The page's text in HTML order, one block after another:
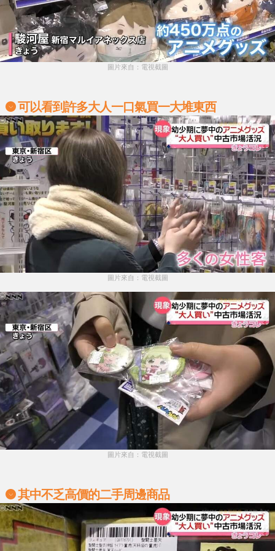
圖片來自：電視截圖
可以看到許多大人一口氣買一大堆東西
圖片來自：電視截圖
圖片來自：電視截圖
其中不乏高價的二手周邊商品